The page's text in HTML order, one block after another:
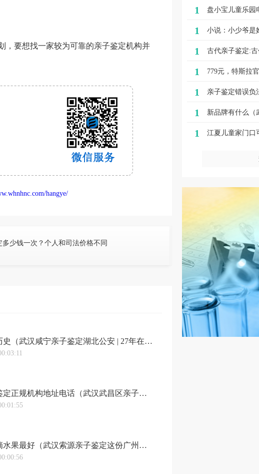
，要想找一家较为可靠的亲子鉴定机构并
hangye/
少钱一次？个人和司法价格不同
湖北公安历史（武汉咸宁亲子鉴定湖北公安 | 27年在路上的父亲，终于找到儿子）
杭州亲子鉴定正规机构地址电话（武汉武昌区亲子鉴定多少钱杭州亲子鉴定多少钱收费标准（附2023最新亲子鉴定中心价格表））
广州哪里摘水果最好（武汉索源亲子鉴定这份广州周边最全摘果地图，必！须！Mark！）
1
1 小说：小少爷是
1
1
1
1
1